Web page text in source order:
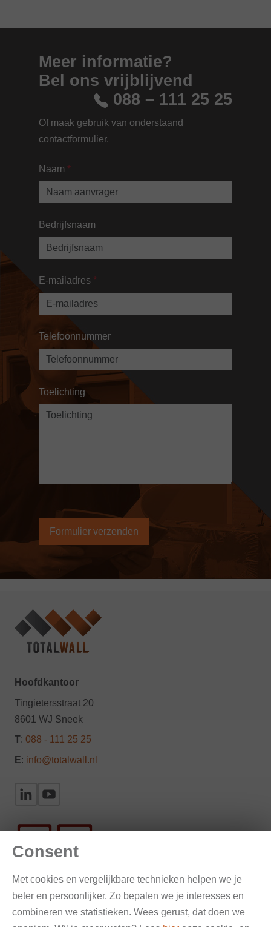
Meer informatie?
Bel ons vrijblijvend
088 – 111 25 25
Of maak gebruik van onderstaand
contactformulier.
Naam *
Bedrijfsnaam
E-mailadres *
Telefoonnummer
Toelichting
Hoofdkantoor
Tingietersstraat 20
8601 WJ Sneek
T: 088 - 111 25 25
E: info@totalwall.nl
Gevelinspectie en onderzoek
Consent
Met cookies en vergelijkbare technieken helpen we je
beter en persoonlijker. Zo bepalen we je interesses en
combineren we statistieken. Wees gerust, dat doen we